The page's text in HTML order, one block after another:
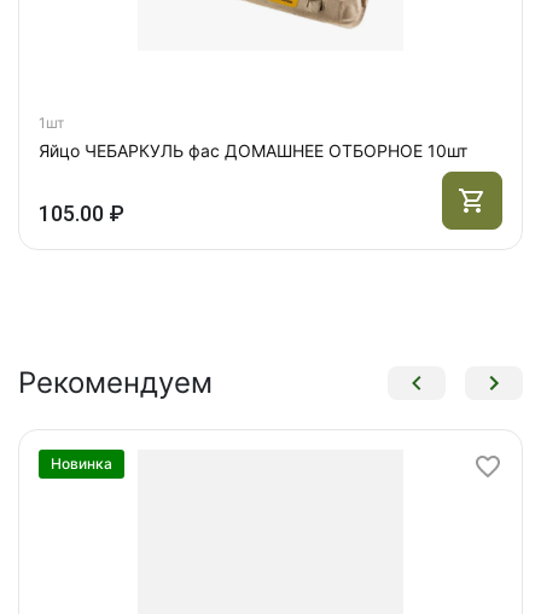
1шт
Яйцо ЧЕБАРКУЛЬ фас ДОМАШНЕЕ ОТБОРНОЕ 10шт
105.00 ₽
Рекомендуем
Новинка